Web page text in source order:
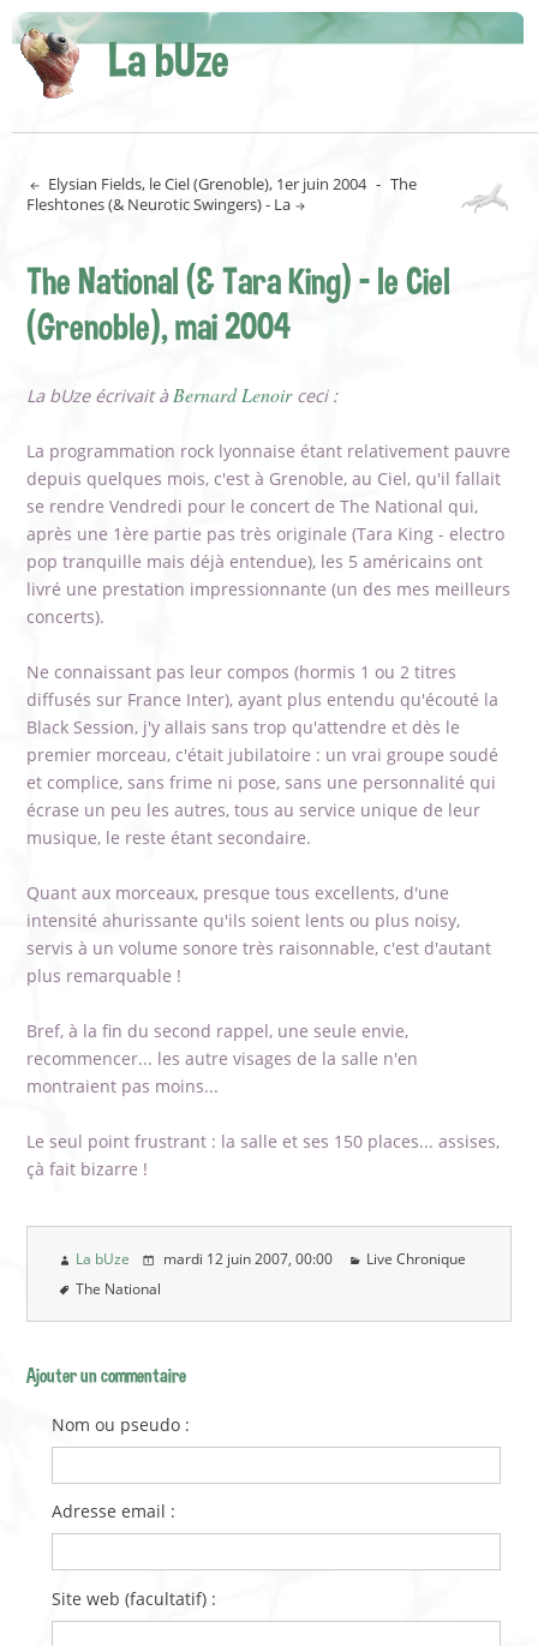
La bUze
Elysian Fields, le Ciel (Grenoble), 1er juin 2004 - The
Fleshtones (& Neurotic Swingers) - La
The National (& Tara King) - le Ciel
(Grenoble), mai 2004
La bUze écrivait àBernard Lenoirceci :
La programmation rock lyonnaise étant relativement pauvre
depuis quelques mois, c'est à Grenoble, au Ciel, qu'il fallait
se rendre Vendredi pour le concert de The National qui,
après une 1ère partie pas très originale (Tara King - electro
pop tranquille mais déjà entendue), les 5 américains ont
livré une prestation impressionnante (un des mes meilleurs
concerts).
Ne connaissant pas leur compos (hormis 1 ou 2 titres
diffusés sur France Inter), ayant plus entendu qu'écouté la
Black Session, j'y allais sans trop qu'attendre et dès le
premier morceau, c'était jubilatoire : un vrai groupe soudé
et complice, sans frime ni pose, sans une personnalité qui
écrase un peu les autres, tous au service unique de leur
musique, le reste étant secondaire.
Quant aux morceaux, presque tous excellents, d'une
intensité ahurissante qu'ils soient lents ou plus noisy,
servis à un volume sonore très raisonnable, c'est d'autant
plus remarquable !
Bref, à la fin du second rappel, une seule envie,
recommencer... les autre visages de la salle n'en
montraient pas moins...
Le seul point frustrant : la salle et ses 150 places... assises,
çà fait bizarre !
La bUze mardi 12 juin 2007, 00:00
Live Chronique
The National
Ajouter un commentaire
Nom ou pseudo :
Adresse email :
Site web (facultatif) :